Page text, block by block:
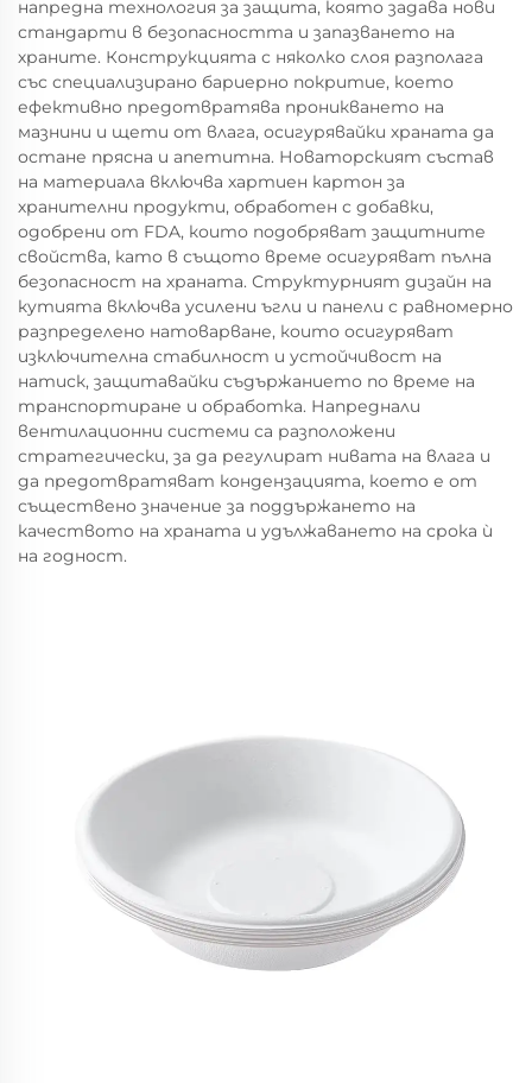
напредна технология за защита, която задава нови
стандарти в безопасността и запазването на
храните. Конструкцията с няколко слоя разполага
със специализирано бариерно покритие, което
ефективно предотвратява проникването на
мазнини и щети от влага, осигурявайки храната да
остане прясна и апетитна. Новаторският състав
на материала включва хартиен картон за
хранителни продукти, обработен с добавки,
одобрени от FDA, които подобряват защитните
свойства, като в същото време осигуряват пълна
безопасност на храната. Структурният дизайн на
кутията включва усилени ъгли и панели с равномерно
разпределено натоварване, които осигуряват
изключителна стабилност и устойчивост на
натиск, защитавайки съдържанието по време на
транспортиране и обработка. Напреднали
вентилационни системи са разположени
стратегически, за да регулират нивата на влага и
да предотвратяват кондензацията, което е от
съществено значение за поддържането на
качеството на храната и удължаването на срока ѝ
на годност.